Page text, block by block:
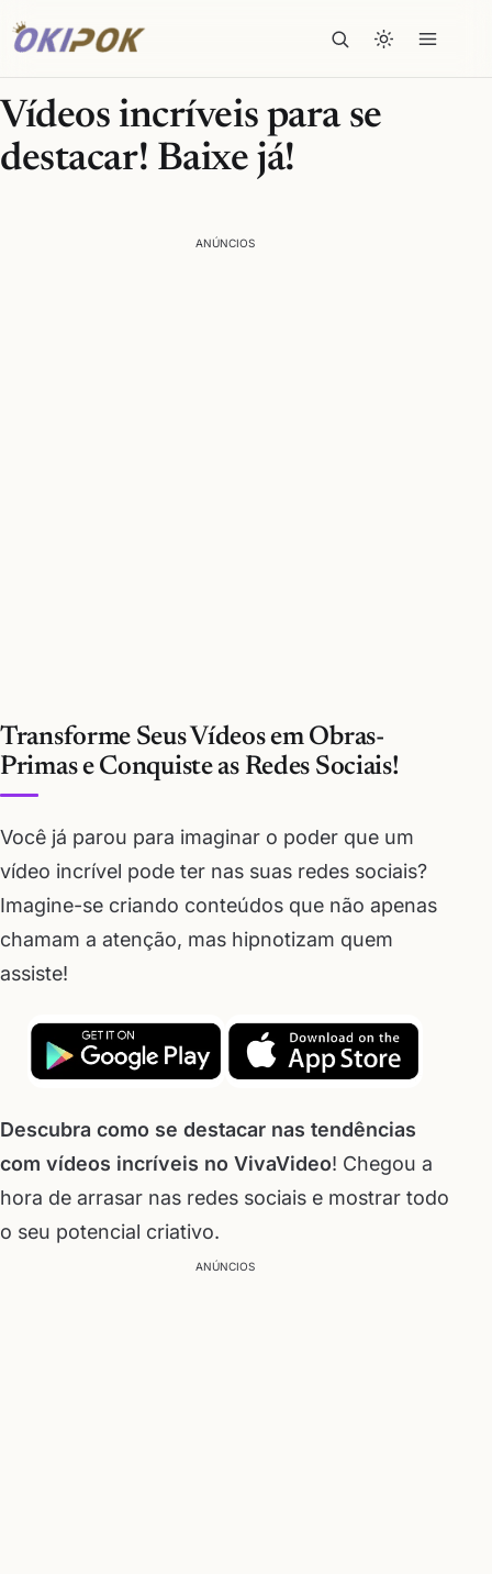
Vídeos incríveis para se
destacar! Baixe já!
ANÚNCIOS
Transforme Seus Vídeos em Obras-
Primas e Conquiste as Redes Sociais!
Você já parou para imaginar o poder que um
vídeo incrível pode ter nas suas redes sociais?
Imagine-se criando conteúdos que não apenas
chamam a atenção, mas hipnotizam quem
assiste!
Descubra como se destacar nas tendências
com vídeos incríveis no VivaVideo! Chegou a
hora de arrasar nas redes sociais e mostrar todo
o seu potencial criativo.
ANÚNCIOS